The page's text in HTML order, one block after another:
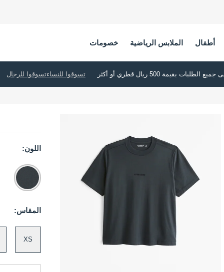
أطفال الملابس الرياضية خصومات
تسوقوا للنساءتسوقوا للرجال
اللون:
المقاس:
XS